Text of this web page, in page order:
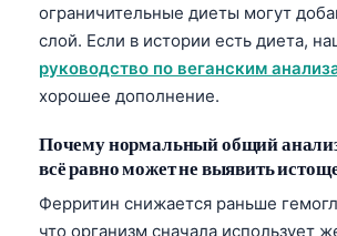
ограничительные диеты могут
слой. Если в истории есть диета,
руководство по веганским
хорошее дополнение.
Почему нормальный общий
всё равно может не выявить
Ферритин снижается раньше
что организм сначала использует
हिन्दी
Bahasa Indonesia
Íslenska
Svenska